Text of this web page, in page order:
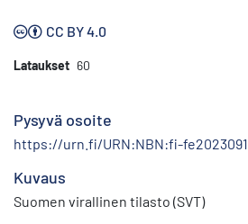
CC BY 4.0
Lataukset 60
Pysyvä osoite
https://urn.fi/URN:NBN:fi-
Kuvaus
Suomen virallinen tilasto (SVT)